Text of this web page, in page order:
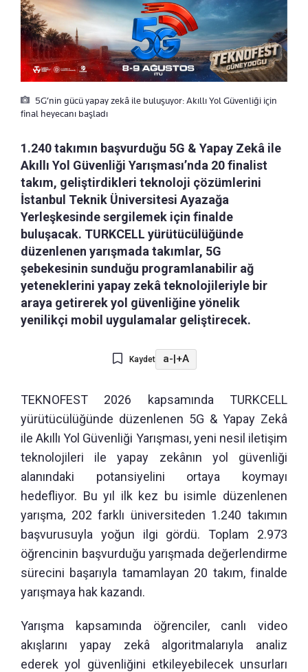
5G’nin gücü yapay zekâ ile buluşuyor: Akıllı Yol Güvenliği için
final heyecanı başladı
1.240 takımın başvurduğu 5G & Yapay Zekâ ile
Akıllı Yol Güvenliği Yarışması’nda 20 finalist
takım, geliştirdikleri teknoloji çözümlerini
İstanbul Teknik Üniversitesi Ayazağa
Yerleşkesinde sergilemek için finalde
buluşacak. TURKCELL yürütücülüğünde
düzenlenen yarışmada takımlar, 5G
şebekesinin sunduğu programlanabilir ağ
yeteneklerini yapay zekâ teknolojileriyle bir
araya getirerek yol güvenliğine yönelik
yenilikçi mobil uygulamalar geliştirecek.
Kaydet a-|+A
TEKNOFEST 2026 kapsamında TURKCELL
yürütücülüğünde düzenlenen 5G & Yapay Zekâ
ile Akıllı Yol Güvenliği Yarışması, yeni nesil iletişim
teknolojileri ile yapay zekânın yol güvenliği
alanındaki potansiyelini ortaya koymayı
hedefliyor. Bu yıl ilk kez bu isimle düzenlenen
yarışma, 202 farklı üniversiteden 1.240 takımın
başvurusuyla yoğun ilgi gördü. Toplam 2.973
öğrencinin başvurduğu yarışmada değerlendirme
sürecini başarıyla tamamlayan 20 takım, finalde
yarışmaya hak kazandı.
Yarışma kapsamında öğrenciler, canlı video
akışlarını yapay zekâ algoritmalarıyla analiz
ederek yol güvenliğini etkileyebilecek unsurları